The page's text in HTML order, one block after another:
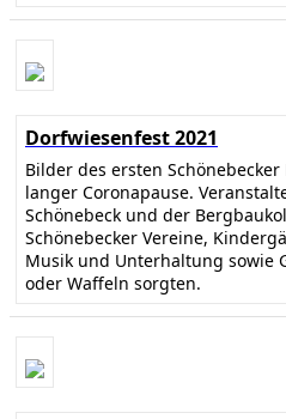
Dorfwiesenfest 2021
Bilder des ersten
langer Coronapause.
Schönebeck und der
Schönebecker Vereine,
Musik und Unterhaltung sowie
oder Waffeln sorgten.